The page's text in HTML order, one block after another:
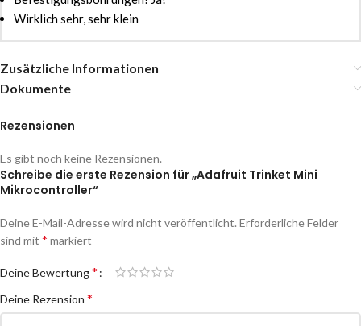
Wirklich sehr, sehr klein
Zusätzliche Informationen
Dokumente
Rezensionen
Es gibt noch keine Rezensionen.
Schreibe die erste Rezension für „Adafruit Trinket Mini
Mikrocontroller“
Deine E-Mail-Adresse wird nicht veröffentlicht. Erforderliche Felder
sind mit * markiert
Deine Bewertung*
Deine Rezension *